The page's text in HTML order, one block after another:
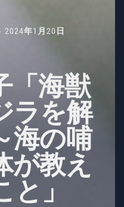
2024年1月20日
「海獣
ラを解
海の哺
が教え
」